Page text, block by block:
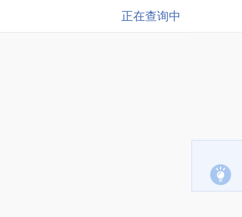
正在查询中